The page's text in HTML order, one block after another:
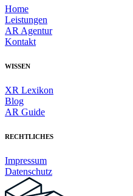
Home
Leistungen
AR Agentur
Kontakt
WISSEN
XR Lexikon
Blog
AR Guide
RECHTLICHES
Impressum
Datenschutz